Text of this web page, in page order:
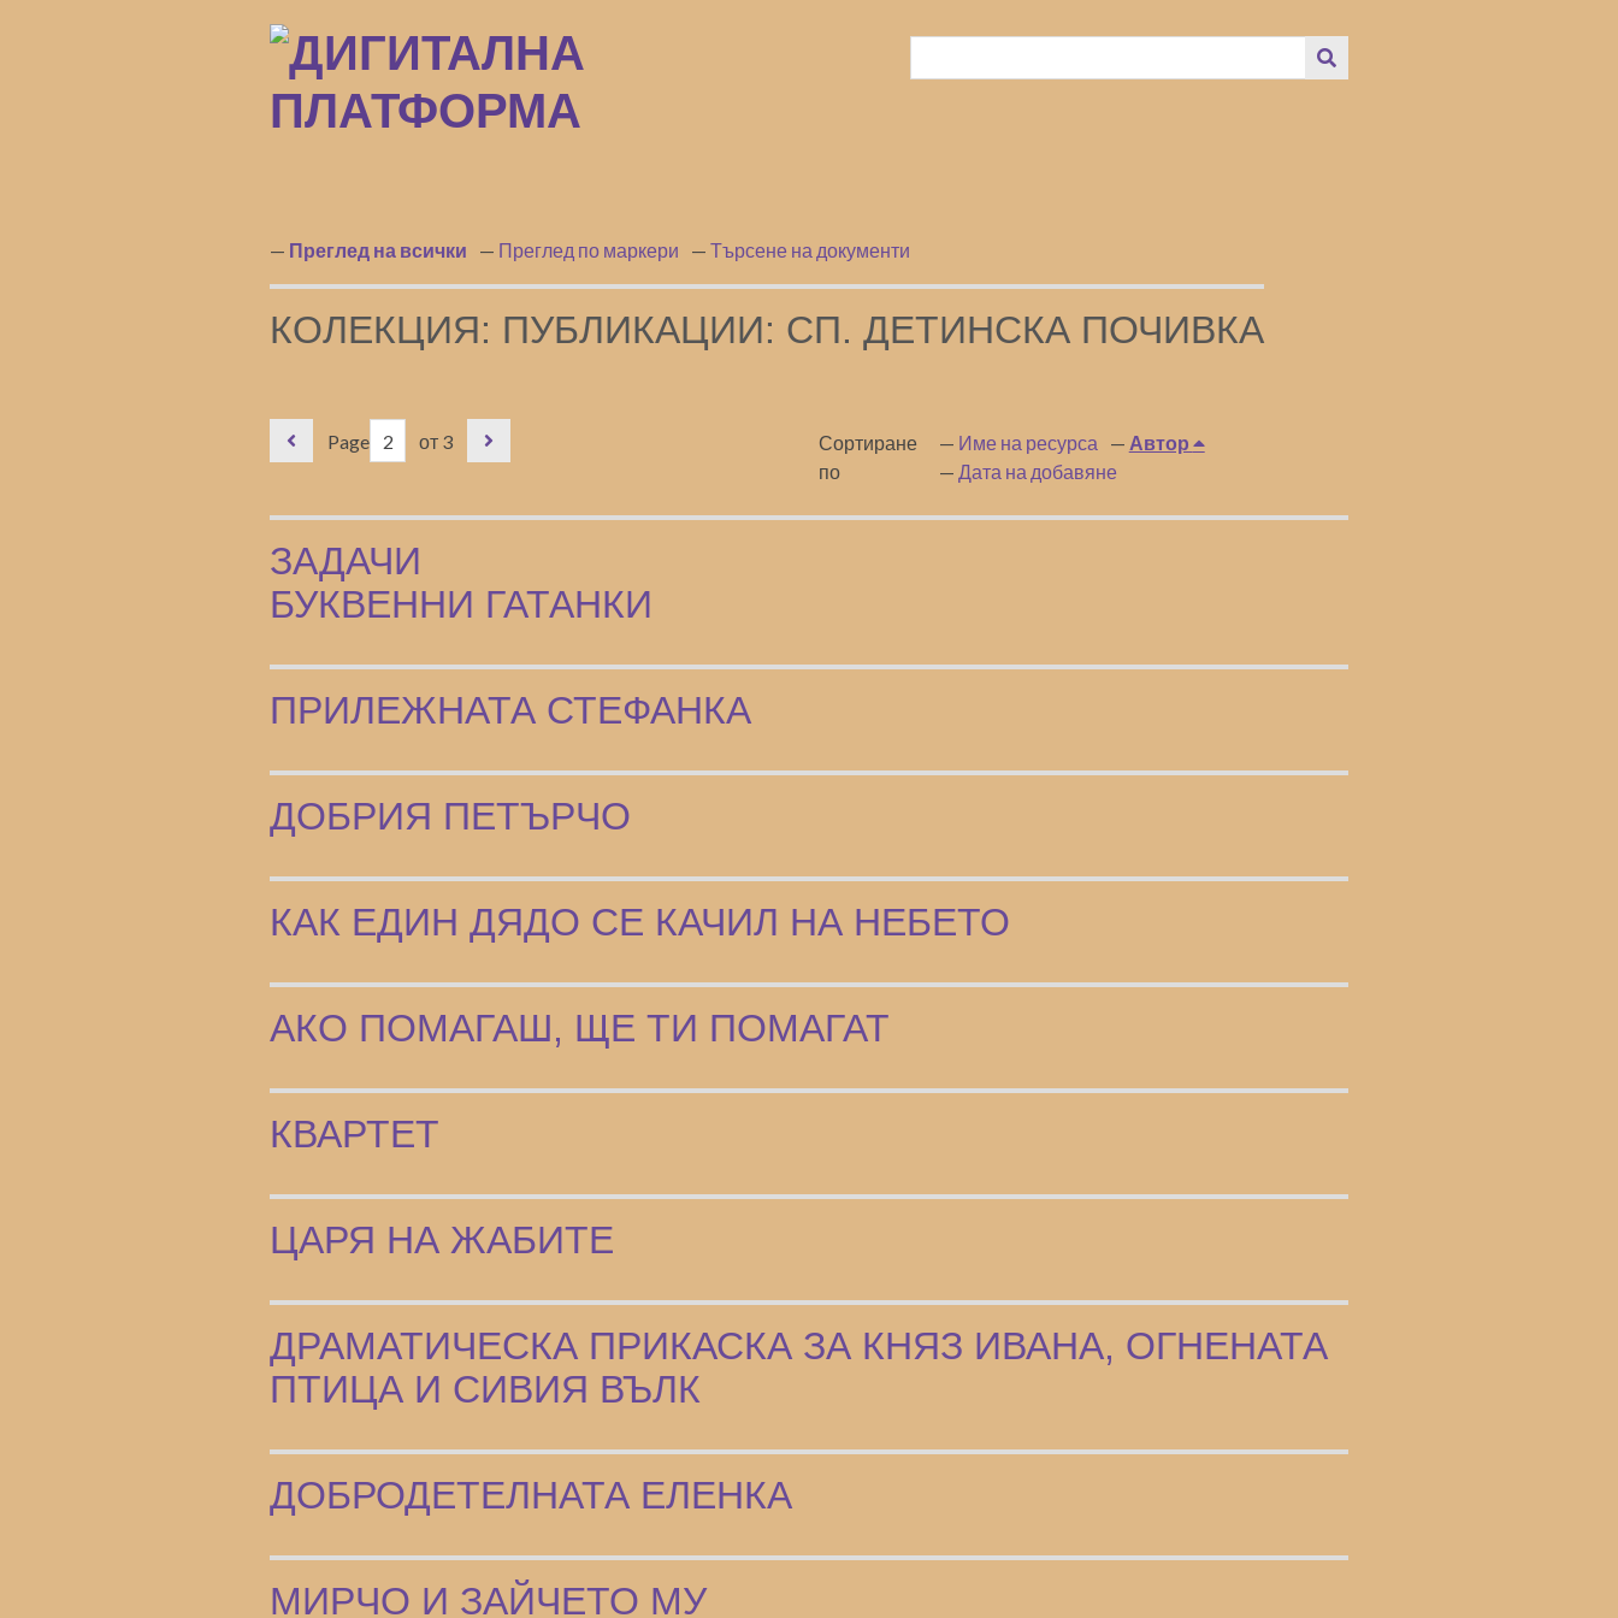
Преглед на всички Преглед по маркери Търсене на документи
КОЛЕКЦИЯ: ПУБЛИКАЦИИ: СП. ДЕТИНСКА ПОЧИВКА
Page от 3
Сортиране
по
Име на ресурса
Автор
Дата на добавяне
ЗАДАЧИ
БУКВЕННИ ГАТАНКИ
ПРИЛЕЖНАТА СТЕФАНКА
ДОБРИЯ ПЕТЪРЧО
КАК ЕДИН ДЯДО СЕ КАЧИЛ НА НЕБЕТО
АКО ПОМАГАШ, ЩЕ ТИ ПОМАГАТ
КВАРТЕТ
ЦАРЯ НА ЖАБИТЕ
ДРАМАТИЧЕСКА ПРИКАСКА ЗА КНЯЗ ИВАНА, ОГНЕНАТА
ПТИЦА И СИВИЯ ВЪЛК
ДОБРОДЕТЕЛНАТА ЕЛЕНКА
МИРЧО И ЗАЙЧЕТО МУ